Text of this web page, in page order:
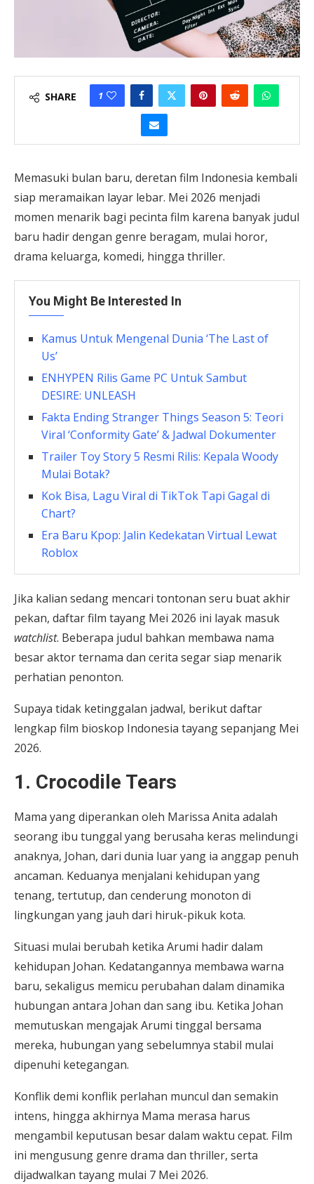
SHARE 1
Memasuki bulan baru, deretan film Indonesia kembali
siap meramaikan layar lebar. Mei 2026 menjadi
momen menarik bagi pecinta film karena banyak judul
baru hadir dengan genre beragam, mulai horor,
drama keluarga, komedi, hingga thriller.
You Might Be Interested In
Kamus Untuk Mengenal Dunia ‘The Last of
Us’
ENHYPEN Rilis Game PC Untuk Sambut
DESIRE: UNLEASH
Fakta Ending Stranger Things Season 5: Teori
Viral ‘Conformity Gate’ & Jadwal Dokumenter
Trailer Toy Story 5 Resmi Rilis: Kepala Woody
Mulai Botak?
Kok Bisa, Lagu Viral di TikTok Tapi Gagal di
Chart?
Era Baru Kpop: Jalin Kedekatan Virtual Lewat
Roblox
Jika kalian sedang mencari tontonan seru buat akhir
pekan, daftar film tayang Mei 2026 ini layak masuk
watchlist. Beberapa judul bahkan membawa nama
besar aktor ternama dan cerita segar siap menarik
perhatian penonton.
Supaya tidak ketinggalan jadwal, berikut daftar
lengkap film bioskop Indonesia tayang sepanjang Mei
2026.
1. Crocodile Tears
Mama yang diperankan oleh Marissa Anita adalah
seorang ibu tunggal yang berusaha keras melindungi
anaknya, Johan, dari dunia luar yang ia anggap penuh
ancaman. Keduanya menjalani kehidupan yang
tenang, tertutup, dan cenderung monoton di
lingkungan yang jauh dari hiruk-pikuk kota.
Situasi mulai berubah ketika Arumi hadir dalam
kehidupan Johan. Kedatangannya membawa warna
baru, sekaligus memicu perubahan dalam dinamika
hubungan antara Johan dan sang ibu. Ketika Johan
memutuskan mengajak Arumi tinggal bersama
mereka, hubungan yang sebelumnya stabil mulai
dipenuhi ketegangan.
Konflik demi konflik perlahan muncul dan semakin
intens, hingga akhirnya Mama merasa harus
mengambil keputusan besar dalam waktu cepat. Film
ini mengusung genre drama dan thriller, serta
dijadwalkan tayang mulai 7 Mei 2026.